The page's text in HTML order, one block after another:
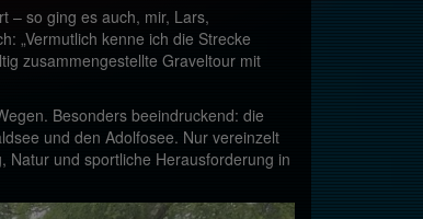
– so ging es auch, mir, Lars,
„Vermutlich kenne ich die Strecke
zusammengestellte Graveltour mit
Besonders beeindruckend: die
und den Adolfosee. Nur vereinzelt
Natur und sportliche Herausforderung in